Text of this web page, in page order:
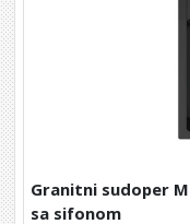
Granitni sudoper
sa sifonom